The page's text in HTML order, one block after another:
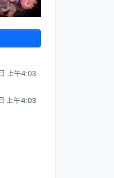
上午4:03
上午4:03